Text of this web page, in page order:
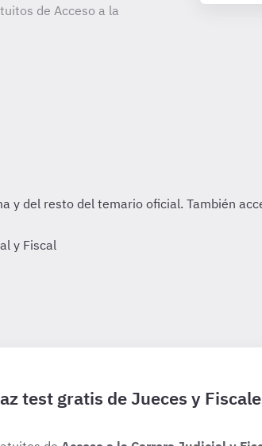
de Acceso a la
y Fiscal
test gratis de Jueces y